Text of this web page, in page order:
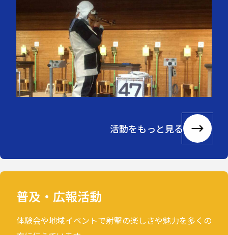
活動をもっと見る
普及・広報活動
体験会や地域イベントで射撃の楽しさや魅力を多くの